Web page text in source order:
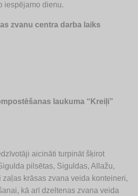
iespējamo dienu.
zvanu centra darba laiks
laukuma “Kreiļi”
aicināti turpināt šķirot
pilsētas, Siguldas, Allažu,
krāsas zvana veida konteineri,
kā arī dzeltenas zvana veida